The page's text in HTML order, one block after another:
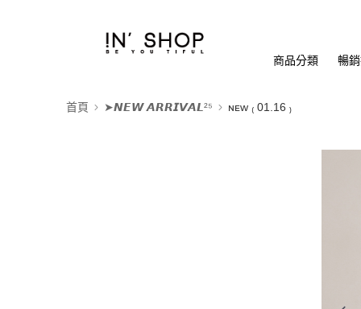
商品分類 暢
首頁 ➤𝙉𝙀𝙒 𝘼𝙍𝙍𝙄𝙑𝘼𝙇²⁵ ɴᴇᴡ ₍ 01.16 ₎